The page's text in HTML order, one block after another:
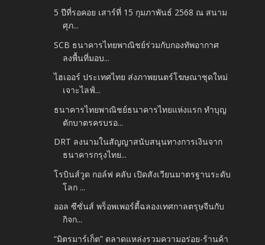
5 ปีที่รอคอย เสาร์ที่ 15 กุมภาพันธ์ 2568 ณ สนาม
ศุภ...
SCB ธนาคารไทยพาณิชย์ร่วมกับกองทัพอากาศ
ลงพื้นที่มอบ...
ไฮเออร์ ประเทศไทย ส่งภาพยนตร์โฆษณาชุดใหม่
เจาะไลฟ์...
ธนาคารไทยพาณิชย์ธนาคารไทยแห่งแรก ทำบุญ
ตักบาตรครบรอ...
DRT ลงนามในสัญญาสนับสนุนทางการเงินจาก
ธนาคารกรุงไทย...
โรบินส์วูด กอล์ฟ คลับ เปิดสังเวียนมาตรฐานระดับ
โลก ...
ออล ซีซั่นส์ พร็อพเพอร์ตี้ฉลองเทศกาลตรุษจีนกับ
กิจก...
“มิตรมาร์เก็ต” ตลาดแหล่งรวมความอร่อย-ร้านค้า